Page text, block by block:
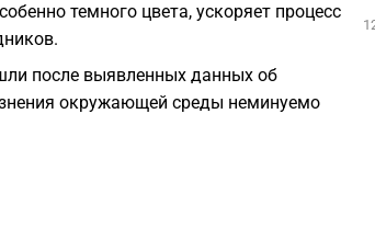
темного цвета, ускоряет процесс
после выявленных данных об
окружающей среды неминуемо